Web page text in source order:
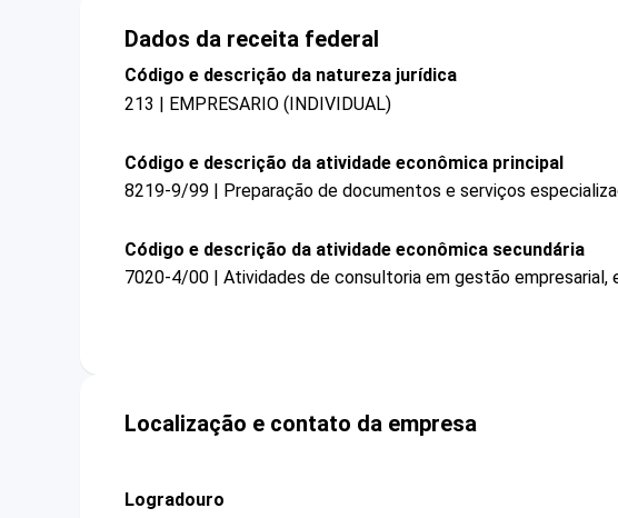
Dados da receita federal
Código e descrição da natureza jurídica
213 | EMPRESARIO (INDIVIDUAL)
Código e descrição da atividade econômica principal
8219-9/99 | Preparação de documentos e serviços
Código e descrição da atividade econômica secundária
7020-4/00 | Atividades de consultoria em gestão
Localização e contato da empresa
Logradouro